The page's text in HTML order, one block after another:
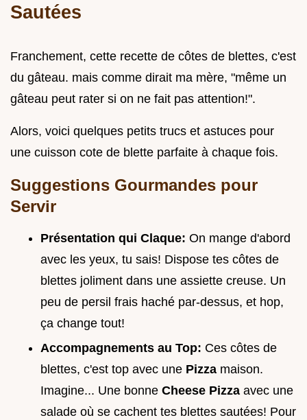
Sautées
Franchement, cette recette de côtes de blettes, c'est
du gâteau. mais comme dirait ma mère, "même un
gâteau peut rater si on ne fait pas attention!".
Alors, voici quelques petits trucs et astuces pour
une cuisson cote de blette parfaite à chaque fois.
Suggestions Gourmandes pour
Servir
Présentation qui Claque: On mange d'abord
avec les yeux, tu sais! Dispose tes côtes de
blettes joliment dans une assiette creuse. Un
peu de persil frais haché par-dessus, et hop,
ça change tout!
Accompagnements au Top: Ces côtes de
blettes, c'est top avec une Pizza maison.
Imagine... Une bonne Cheese Pizza avec une
salade où se cachent tes blettes sautées! Pour